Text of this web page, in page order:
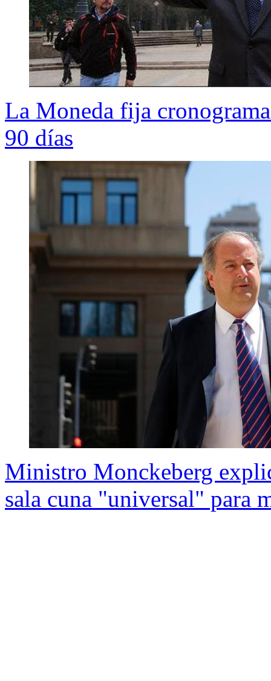
La Moneda fija
90 días
Ministro Monckeberg
sala cuna "universal" para